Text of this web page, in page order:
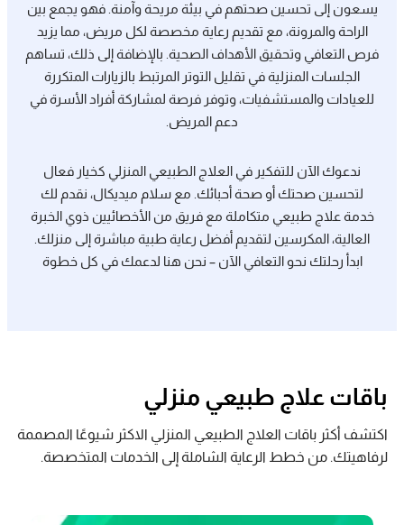
يسعون إلى تحسين صحتهم في بيئة مريحة وآمنة. فهو يجمع بين
الراحة والمرونة، مع تقديم رعاية مخصصة لكل مريض، مما يزيد
فرص التعافي وتحقيق الأهداف الصحية. بالإضافة إلى ذلك، تساهم
الجلسات المنزلية في تقليل التوتر المرتبط بالزيارات المتكررة
للعيادات والمستشفيات، وتوفر فرصة لمشاركة أفراد الأسرة في
دعم المريض.
ندعوك الآن للتفكير في العلاج الطبيعي المنزلي كخيار فعال
لتحسين صحتك أو صحة أحبائك. مع سلام ميديكال، نقدم لك
خدمة علاج طبيعي متكاملة مع فريق من الأخصائيين ذوي الخبرة
العالية، المكرسين لتقديم أفضل رعاية طبية مباشرة إلى منزلك.
ابدأ رحلتك نحو التعافي الآن – نحن هنا لدعمك في كل خطوة
باقات علاج طبيعي منزلي
اكتشف أكثر باقات العلاج الطبيعي المنزلي الاكثر شيوعًا المصممة
لرفاهيتك. من خطط الرعاية الشاملة إلى الخدمات المتخصصة.